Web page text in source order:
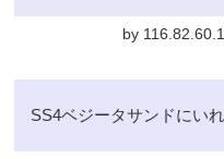
by
SS4ベジータサンドにい